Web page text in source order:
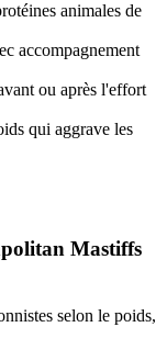
animales de
accompagnement
ou après l'effort
qui aggrave les
Mastiffs
selon le poids,